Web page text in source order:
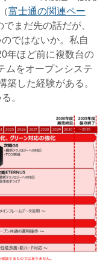
富士通の関連ペー
まだ先の話だが、
ではないか。私自
年ほど前に複数台の
ムをオープンシステ
築した経験がある。
。